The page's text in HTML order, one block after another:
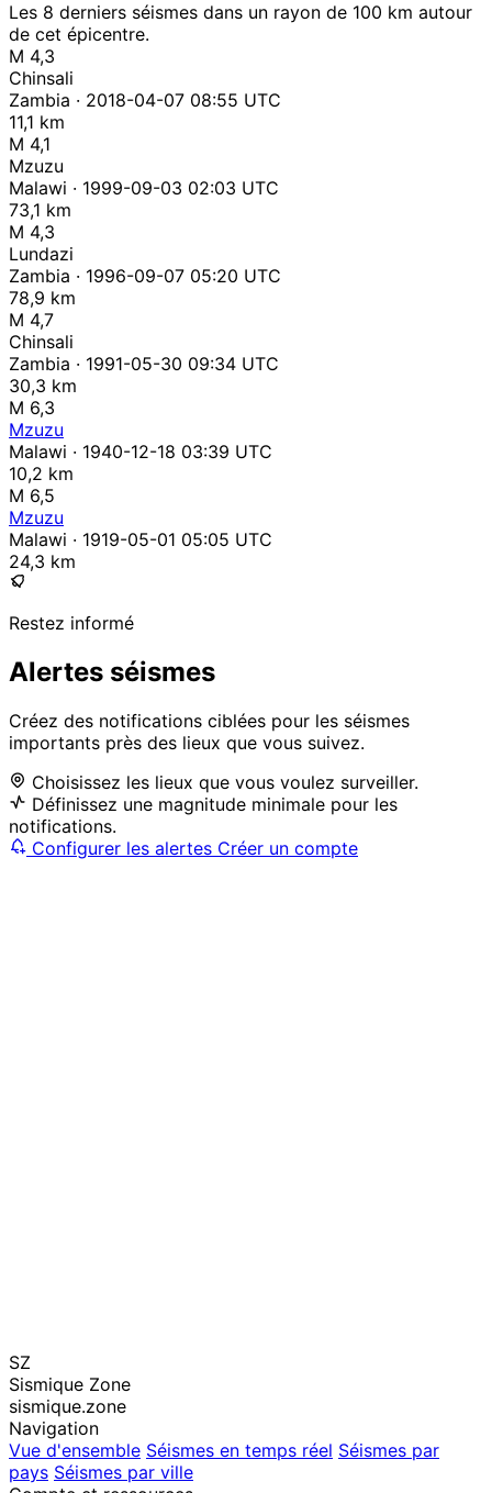
Les 8 derniers séismes dans un rayon de 100 km autour
de cet épicentre.
M 4,3
Chinsali
Zambia · 2018-04-07 08:55 UTC
11,1 km
M 4,1
Mzuzu
Malawi · 1999-09-03 02:03 UTC
73,1 km
M 4,3
Lundazi
Zambia · 1996-09-07 05:20 UTC
78,9 km
M 4,7
Chinsali
Zambia · 1991-05-30 09:34 UTC
30,3 km
M 6,3
Mzuzu
Malawi · 1940-12-18 03:39 UTC
10,2 km
M 6,5
Mzuzu
Malawi · 1919-05-01 05:05 UTC
24,3 km
Restez informé
Alertes séismes
Créez des notifications ciblées pour les séismes
importants près des lieux que vous suivez.
Choisissez les lieux que vous voulez surveiller.
Définissez une magnitude minimale pour les
notifications.
Configurer les alertes Créer un compte
SZ
Sismique Zone
sismique.zone
Navigation
Vue d'ensemble Séismes en temps réel Séismes par
pays Séismes par ville